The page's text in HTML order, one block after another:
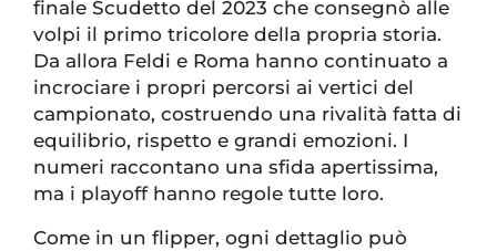
finale Scudetto del 2023 che consegnò alle
volpi il primo tricolore della propria storia.
Da allora Feldi e Roma hanno continuato a
incrociare i propri percorsi ai vertici del
campionato, costruendo una rivalità fatta di
equilibrio, rispetto e grandi emozioni. I
numeri raccontano una sfida apertissima,
ma i playoff hanno regole tutte loro.
Come in un flipper, ogni dettaglio può